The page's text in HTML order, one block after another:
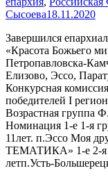
Сысоева18.11.2020
Завершился
«Красота Божьего
Петропавловска-
Елизово, Эссо,
Конкурсная
победителей I
Возрастная группа
Номинация 1-е 1-я
11лет. п.Эссо Моя
ТЕМАТИКА» 1-е 2-я
летп.Усть-